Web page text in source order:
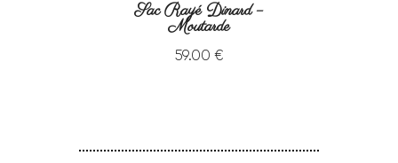
Sac Rayé Dinard –
Moutarde
59.00 €